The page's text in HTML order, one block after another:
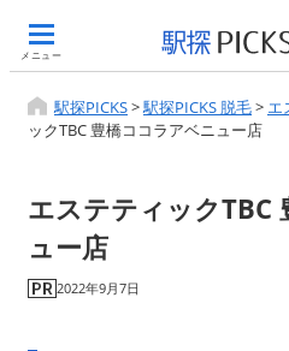
メニュー
駅探PICKS>駅探PICKS 脱毛> エ
ックTBC 豊橋ココラアベニュー店
エステティックTBC
ュー店
2022年9月7日